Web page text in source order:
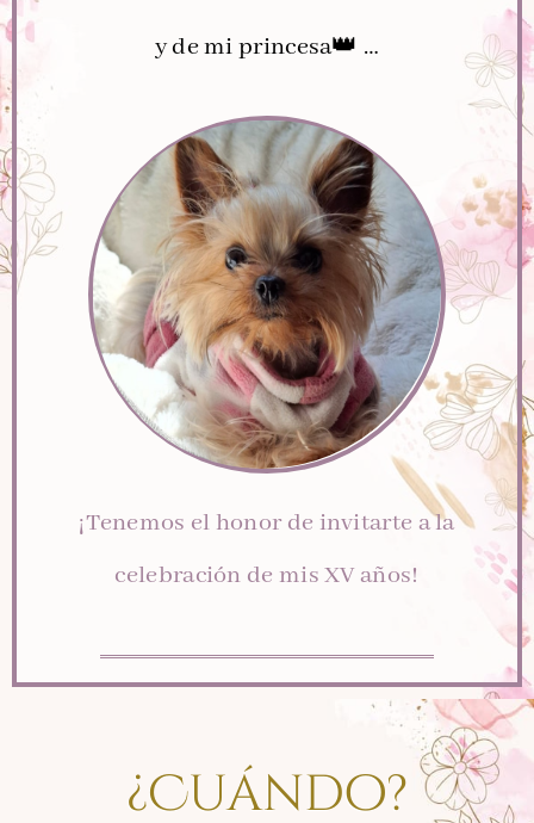
y de mi princesa👑 …
¡Tenemos el honor de invitarte a la
celebración de mis XV años!
¿Cuándo?